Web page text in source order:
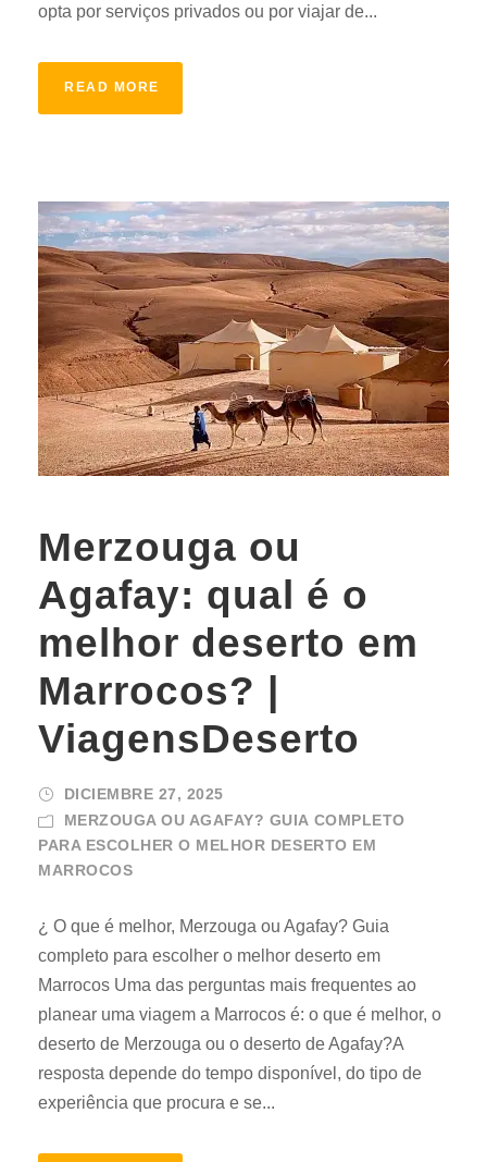
opta por serviços privados ou por viajar de...
READ MORE
Merzouga ou
Agafay: qual é o
melhor deserto em
Marrocos? |
ViagensDeserto
DICIEMBRE 27, 2025
MERZOUGA OU AGAFAY? GUIA COMPLETO
PARA ESCOLHER O MELHOR DESERTO EM
MARROCOS
¿ O que é melhor, Merzouga ou Agafay? Guia
completo para escolher o melhor deserto em
Marrocos Uma das perguntas mais frequentes ao
planear uma viagem a Marrocos é: o que é melhor, o
deserto de Merzouga ou o deserto de Agafay?A
resposta depende do tempo disponível, do tipo de
experiência que procura e se...